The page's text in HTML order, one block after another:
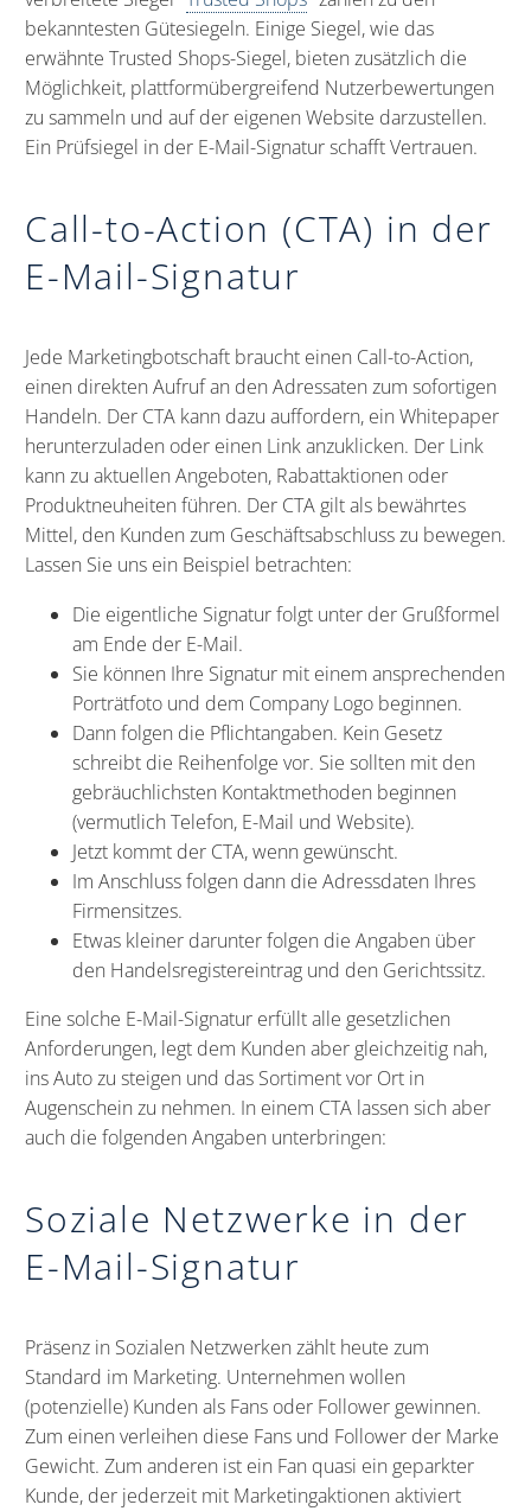
bekanntesten Gütesiegeln. Einige Siegel, wie das
erwähnte Trusted Shops-Siegel, bieten zusätzlich die
Möglichkeit, plattformübergreifend Nutzerbewertungen
zu sammeln und auf der eigenen Website darzustellen.
Ein Prüfsiegel in der E-Mail-Signatur schafft Vertrauen.
Call-to-Action (CTA) in der
E-Mail-Signatur
Jede Marketingbotschaft braucht einen Call-to-Action,
einen direkten Aufruf an den Adressaten zum sofortigen
Handeln. Der CTA kann dazu auffordern, ein Whitepaper
herunterzuladen oder einen Link anzuklicken. Der Link
kann zu aktuellen Angeboten, Rabattaktionen oder
Produktneuheiten führen. Der CTA gilt als bewährtes
Mittel, den Kunden zum Geschäftsabschluss zu bewegen.
Lassen Sie uns ein Beispiel betrachten:
Die eigentliche Signatur folgt unter der Grußformel
am Ende der E-Mail.
Sie können Ihre Signatur mit einem ansprechenden
Porträtfoto und dem Company Logo beginnen.
Dann folgen die Pflichtangaben. Kein Gesetz
schreibt die Reihenfolge vor. Sie sollten mit den
gebräuchlichsten Kontaktmethoden beginnen
(vermutlich Telefon, E-Mail und Website).
Jetzt kommt der CTA, wenn gewünscht.
Im Anschluss folgen dann die Adressdaten Ihres
Firmensitzes.
Etwas kleiner darunter folgen die Angaben über
den Handelsregistereintrag und den Gerichtssitz.
Eine solche E-Mail-Signatur erfüllt alle gesetzlichen
Anforderungen, legt dem Kunden aber gleichzeitig nah,
ins Auto zu steigen und das Sortiment vor Ort in
Augenschein zu nehmen. In einem CTA lassen sich aber
auch die folgenden Angaben unterbringen:
Soziale Netzwerke in der
E-Mail-Signatur
Präsenz in Sozialen Netzwerken zählt heute zum
Standard im Marketing. Unternehmen wollen
(potenzielle) Kunden als Fans oder Follower gewinnen.
Zum einen verleihen diese Fans und Follower der Marke
Gewicht. Zum anderen ist ein Fan quasi ein geparkter
Kunde, der jederzeit mit Marketingaktionen aktiviert